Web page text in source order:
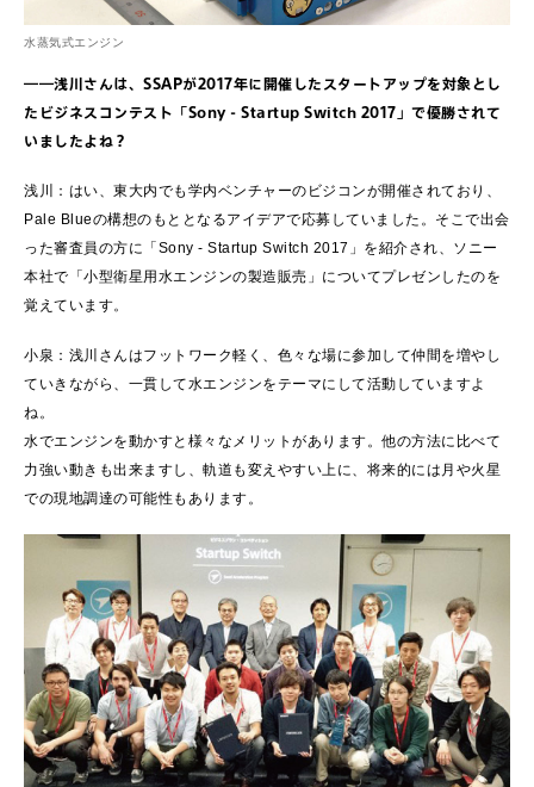
水蒸気式エンジン
――浅川さんは、SSAPが2017年に開催したスタートアップを対象とし
たビジネスコンテスト「Sony - Startup Switch 2017」で優勝されて
いましたよね？
浅川：はい、東大内でも学内ベンチャーのビジコンが開催されており、
Pale Blueの構想のもととなるアイデアで応募していました。そこで出会
った審査員の方に「Sony - Startup Switch 2017」を紹介され、ソニー
本社で「小型衛星用水エンジンの製造販売」についてプレゼンしたのを
覚えています。
小泉：浅川さんはフットワーク軽く、色々な場に参加して仲間を増やし
ていきながら、一貫して水エンジンをテーマにして活動していますよ
ね。
水でエンジンを動かすと様々なメリットがあります。他の方法に比べて
力強い動きも出来ますし、軌道も変えやすい上に、将来的には月や火星
での現地調達の可能性もあります。